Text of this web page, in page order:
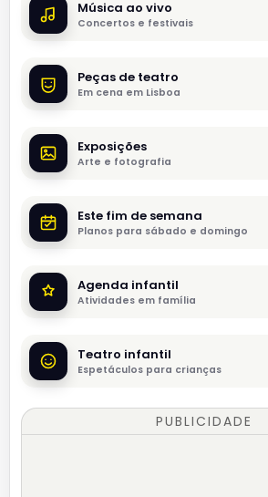
Música ao vivo
Concertos e festivais
Peças de teatro
Em cena em Lisboa
Exposições
Arte e fotografia
Este fim de semana
Planos para sábado e domingo
Agenda infantil
Atividades em família
Teatro infantil
Espetáculos para crianças
PUBLICIDADE